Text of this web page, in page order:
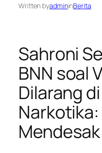
Written byadmininBerita
Sahroni
BNN soal
Dilarang
Mendesak